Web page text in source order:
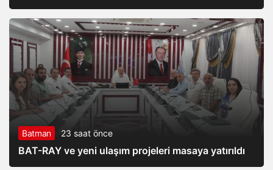
Batman 23 saat önce
BAT-RAY ve yeni ulaşım projeleri masaya yatırıldı